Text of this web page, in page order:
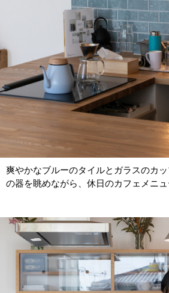
爽やかなブルーのタイルとガラスのカ
の器を眺めながら、休日のカフェメニュ